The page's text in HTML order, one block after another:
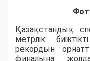
Қазақстандық
метрлік
рекордын
финалына